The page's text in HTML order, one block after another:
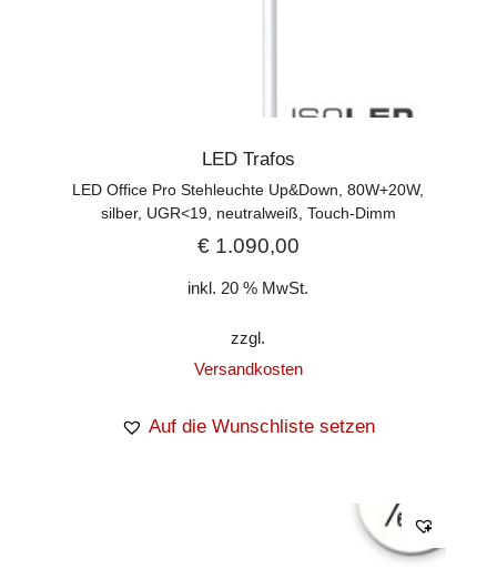
LED Trafos
LED Office Pro Stehleuchte Up&Down, 80W+20W,
silber, UGR<19, neutralweiß, Touch-Dimm
€1.090,00
inkl. 20 % MwSt.
zzgl.
Versandkosten
Auf die Wunschliste setzen